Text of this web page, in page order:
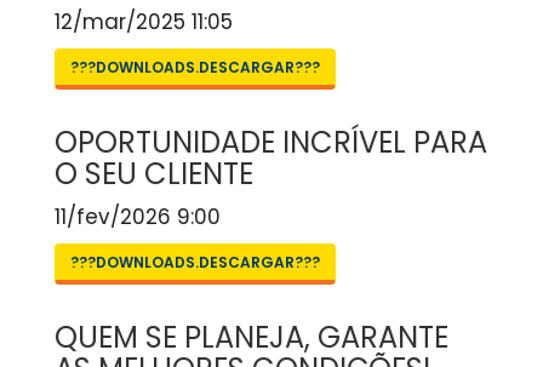
12/mar/2025 11:05
???DOWNLOADS.DESCARGAR???
OPORTUNIDADE INCRÍVEL PARA
O SEU CLIENTE
11/fev/2026 9:00
???DOWNLOADS.DESCARGAR???
QUEM SE PLANEJA, GARANTE